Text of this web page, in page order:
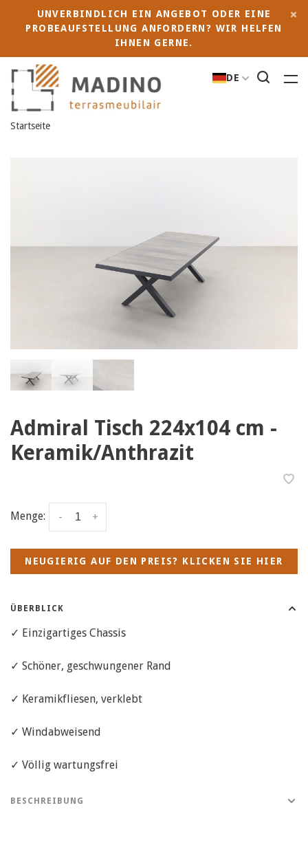
UNVERBINDLICH EIN ANGEBOT ODER EINE
PROBEAUFSTELLUNG ANFORDERN? WIR HELFEN
IHNEN GERNE.
DE
Startseite
Admiral Tisch 224x104 cm -
Keramik/Anthrazit
Menge: +
-
NEUGIERIG AUF DEN PREIS? KLICKEN SIE HIER
ÜBERBLICK
✓ Einzigartiges Chassis
✓ Schöner, geschwungener Rand
✓ Keramikfliesen, verklebt
✓ Windabweisend
✓ Völlig wartungsfrei
BESCHREIBUNG